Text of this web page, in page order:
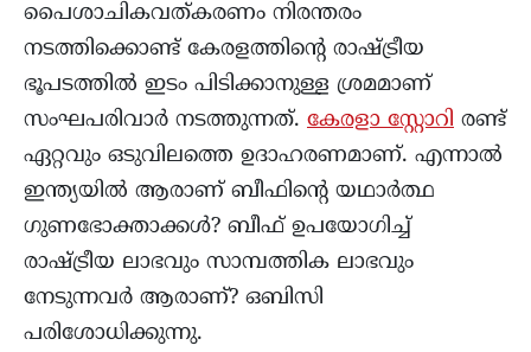
പൈശാചികവത്കരണം നിരന്തരം
നടത്തിക്കൊണ്ട് കേരളത്തിന്റെ രാഷ്ട്രീയ
ഭൂപടത്തിൽ ഇടം പിടിക്കാനുള്ള ശ്രമമാണ്
സംഘപരിവാർ നടത്തുന്നത്. കേരളാ സ്റ്റോറി രണ്ട്
ഏറ്റവും ഒടുവിലത്തെ ഉദാഹരണമാണ്. എന്നാൽ
ഇന്ത്യയിൽ ആരാണ് ബീഫിന്റെ യഥാർത്ഥ
ഗുണഭോക്താക്കൾ? ബീഫ് ഉപയോഗിച്ച്
രാഷ്ട്രീയ ലാഭവും സാമ്പത്തിക ലാഭവും
നേടുന്നവർ ആരാണ്? ഒബിസി
പരിശോധിക്കുന്നു.